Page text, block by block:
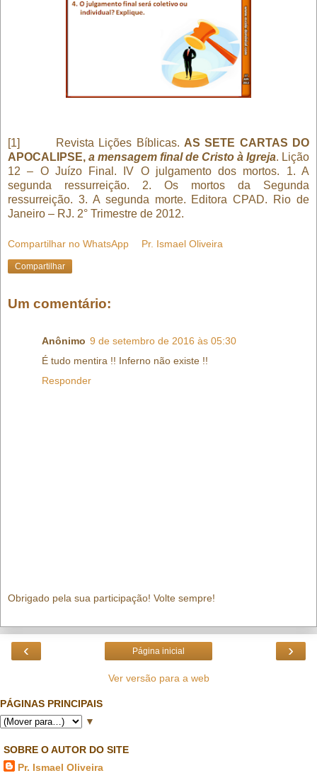
[1] Revista Lições Bíblicas. AS SETE CARTAS DO
APOCALIPSE, a mensagem final de Cristo à Igreja. Lição
12 – O Juízo Final. IV O julgamento dos mortos. 1. A
segunda ressurreição. 2. Os mortos da Segunda
ressurreição. 3. A segunda morte. Editora CPAD. Rio de
Janeiro – RJ. 2° Trimestre de 2012.
Compartilhar no WhatsApp Pr. Ismael Oliveira
Compartilhar
Um comentário:
Anônimo 9 de setembro de 2016 às 05:30
É tudo mentira !! Inferno não existe !!
Responder
Obrigado pela sua participação! Volte sempre!
‹ ›
Página inicial
Ver versão para a web
PÁGINAS PRINCIPAIS
▼
SOBRE O AUTOR DO SITE
Pr. Ismael Oliveira